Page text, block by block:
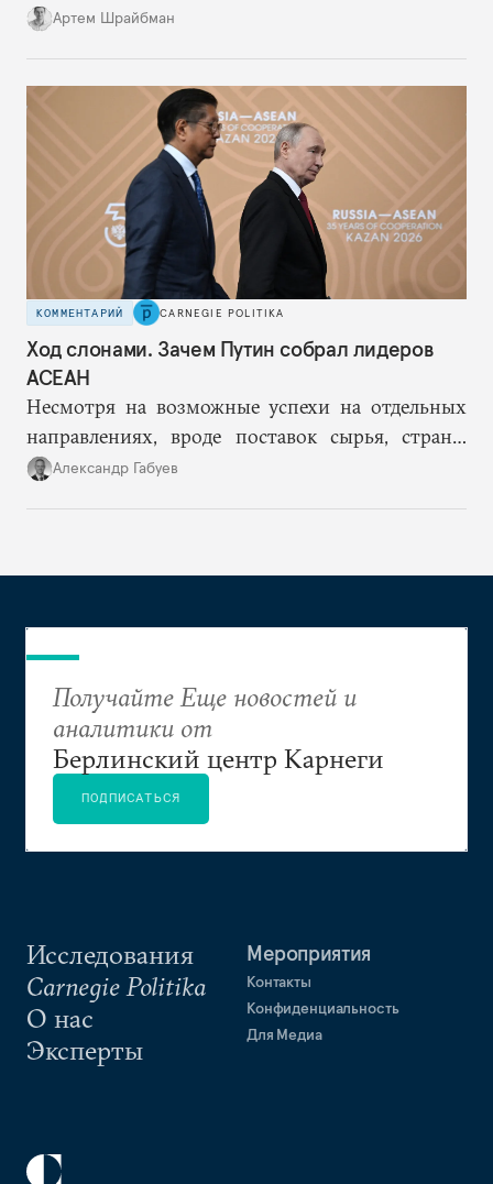
вероятный сценарий будущего, где Минск все
надежность России как гаранта слабеет.
Артем Шрайбман
КОММЕНТАРИЙ CARNEGIE POLITIKA
Ход слонами. Зачем Путин собрал лидеров
АСЕАН
Несмотря на возможные успехи на отдельных
направлениях, вроде поставок сырья, страны
АСЕАН вряд ли смогут уравновесить растущую
Александр Габуев
Исследования
Carnegie Politika
О нас
Эксперты
Мероприятия
Контакты
Конфиденциальность
Для Медиа
Получайте Еще новостей и
аналитики от
Берлинский центр Карнеги
ПОДПИСАТЬСЯ